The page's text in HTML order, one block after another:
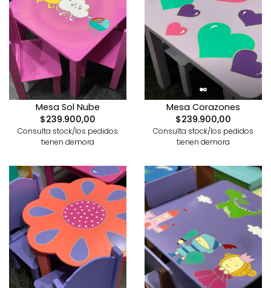
Mesa Sol Nube
$239.900,00
Consulta stock/los pedidos
tienen demora
Mesa Corazones
$239.900,00
Consulta stock/los pedidos
tienen demora